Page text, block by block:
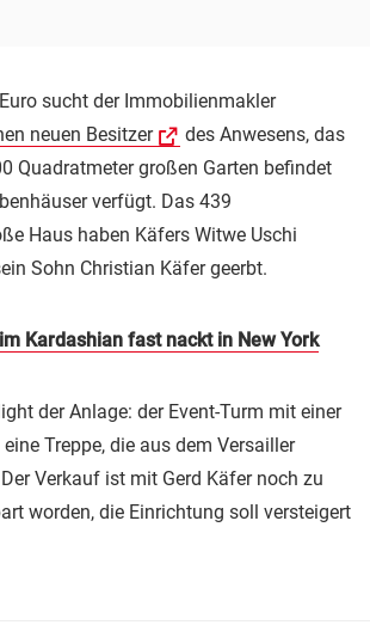
sucht der Immobilienmakler
neuen Besitzer
des Anwesens, das
Quadratmeter großen Garten befindet
verfügt. Das 439
Haus haben Käfers Witwe Uschi
Sohn Christian Käfer geerbt.
Kardashian fast nackt in New York
der Anlage: der Event-Turm mit einer
Treppe, die aus dem Versailler
Verkauf ist mit Gerd Käfer noch zu
worden, die Einrichtung soll versteigert